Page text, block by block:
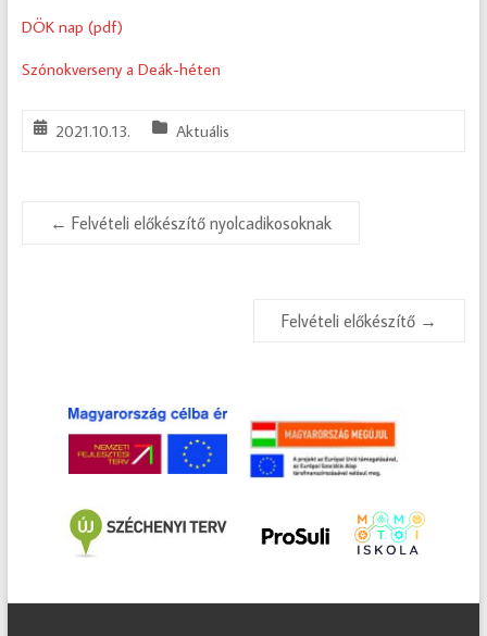
DÖK nap (pdf)
Szónokverseny a Deák-héten
2021.10.13. Aktuális
← Felvételi előkészítő nyolcadikosoknak
Felvételi előkészítő →